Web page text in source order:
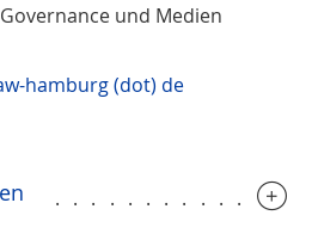
und Medien
hamburg (dot) de